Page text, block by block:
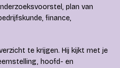
plan van
finance,
te krijgen. Hij kijkt met je
hoofd- en